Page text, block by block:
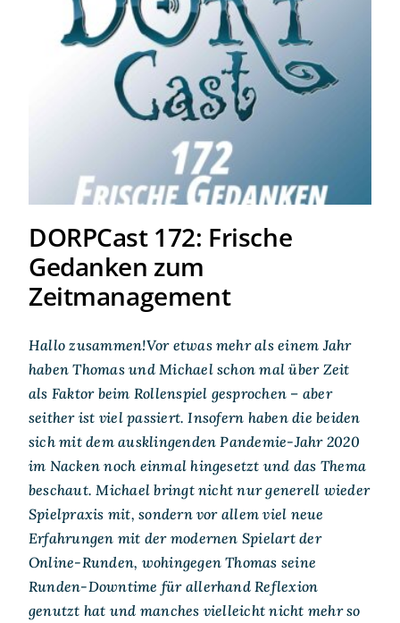
DORPCast 172: Frische
Gedanken zum
Zeitmanagement
DORPCast 172: Frische
Gedanken zum
Zeitmanagement
Hallo zusammen!Vor etwas mehr als einem Jahr
haben Thomas und Michael schon mal über Zeit
als Faktor beim Rollenspiel gesprochen – aber
seither ist viel passiert. Insofern haben die beiden
sich mit dem ausklingenden Pandemie-Jahr 2020
im Nacken noch einmal hingesetzt und das Thema
beschaut. Michael bringt nicht nur generell wieder
Spielpraxis mit, sondern vor allem viel neue
Erfahrungen mit der modernen Spielart der
Online-Runden, wohingegen Thomas seine
Runden-Downtime für allerhand Reflexion
genutzt hat und manches vielleicht nicht mehr so